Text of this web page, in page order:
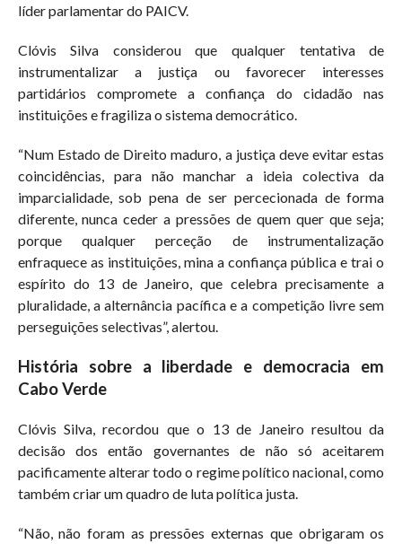
líder parlamentar do PAICV.
Clóvis Silva considerou que qualquer tentativa de
instrumentalizar a justiça ou favorecer interesses
partidários compromete a confiança do cidadão nas
instituições e fragiliza o sistema democrático.
“Num Estado de Direito maduro, a justiça deve evitar estas
coincidências, para não manchar a ideia colectiva da
imparcialidade, sob pena de ser percecionada de forma
diferente, nunca ceder a pressões de quem quer que seja;
porque qualquer perceção de instrumentalização
enfraquece as instituições, mina a confiança pública e trai o
espírito do 13 de Janeiro, que celebra precisamente a
pluralidade, a alternância pacífica e a competição livre sem
perseguições selectivas”, alertou.
História sobre a liberdade e democracia em
Cabo Verde
Clóvis Silva, recordou que o 13 de Janeiro resultou da
decisão dos então governantes de não só aceitarem
pacificamente alterar todo o regime político nacional, como
também criar um quadro de luta política justa.
“Não, não foram as pressões externas que obrigaram os